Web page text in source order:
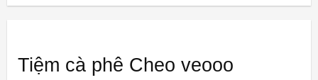
Tiệm cà phê Cheo veooo